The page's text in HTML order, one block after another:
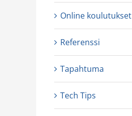
Online koulutukset
Referenssi
Tapahtuma
Tech Tips